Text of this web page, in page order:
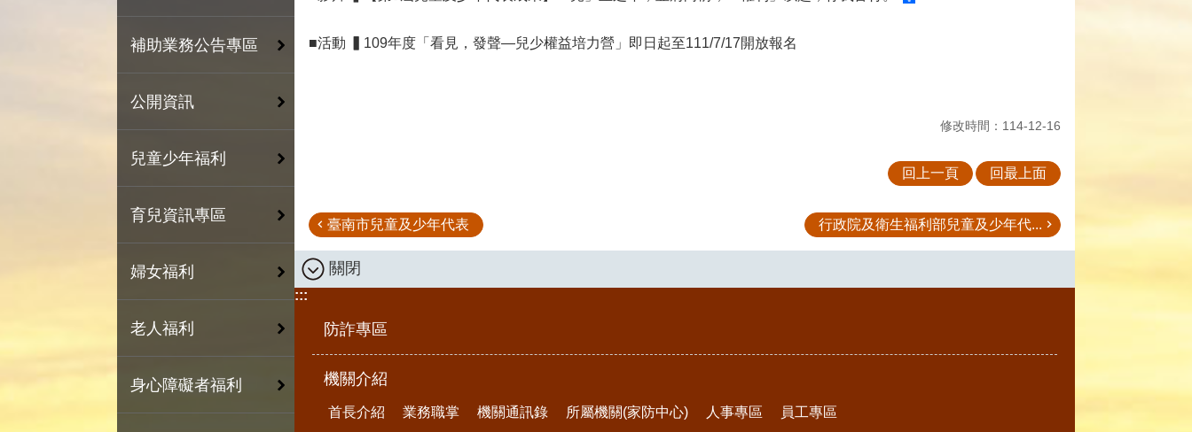
補助業務公告專區
公開資訊
兒童少年福利
育兒資訊專區
婦女福利
老人福利
身心障礙者福利
■活動 109年度「看見，發聲—兒少權益培力營」即日起至111/7/17開放報名
修改時間：114-12-16
回上一頁 回最上面
臺南市兒童及少年代表 行政院及衛生福利部兒童及少年代...
關閉
:::
防詐專區
機關介紹
首長介紹 業務職掌 機關通訊錄 所屬機關(家防中心) 人事專區 員工專區